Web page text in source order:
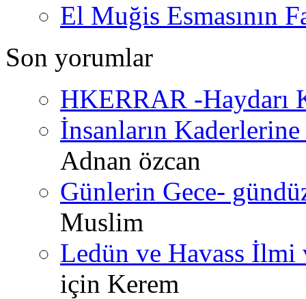
El Muğis Esmasının
Son yorumlar
HKERRAR -Haydarı
İnsanların
Adnan özcan
Günlerin Gece-
Muslim
Ledün ve Havass İlmi
için Kerem